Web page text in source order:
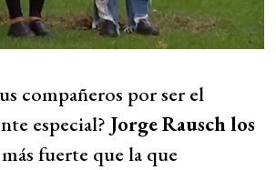
compañeros por ser el
especial? Jorge Rausch los
fuerte que la que